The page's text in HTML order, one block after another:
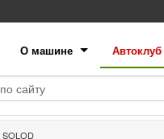
О машине Автоклуб
SOLOD